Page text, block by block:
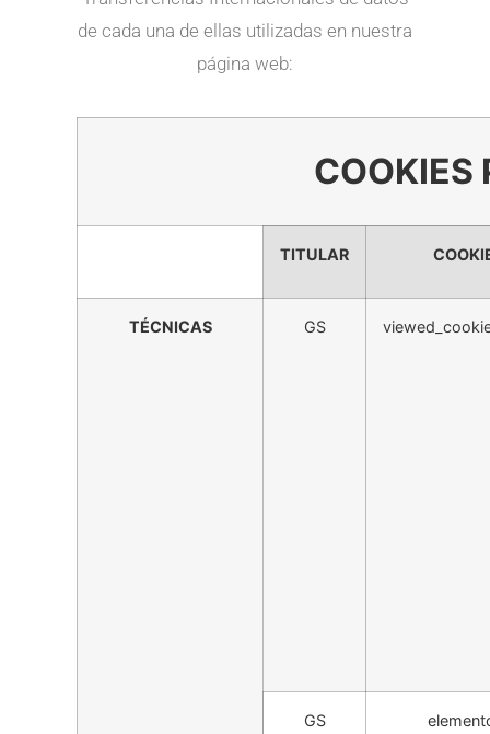
de cada una de ellas utilizadas en nuestra
página web:
COOKIES
TITULAR
TÉCNICAS GS
GS